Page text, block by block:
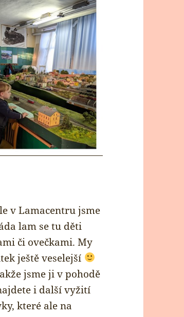
v Lamacentru jsme
lam se tu děti
či ovečkami. My
ještě veselejší
jsme ji v pohodě
i další vyžití
které ale na